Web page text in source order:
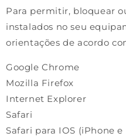
Para permitir, bloquear
instalados no seu
orientações de acordo
Google Chrome
Mozilla Firefox
Internet Explorer
Safari
Safari para IOS (iPhone e